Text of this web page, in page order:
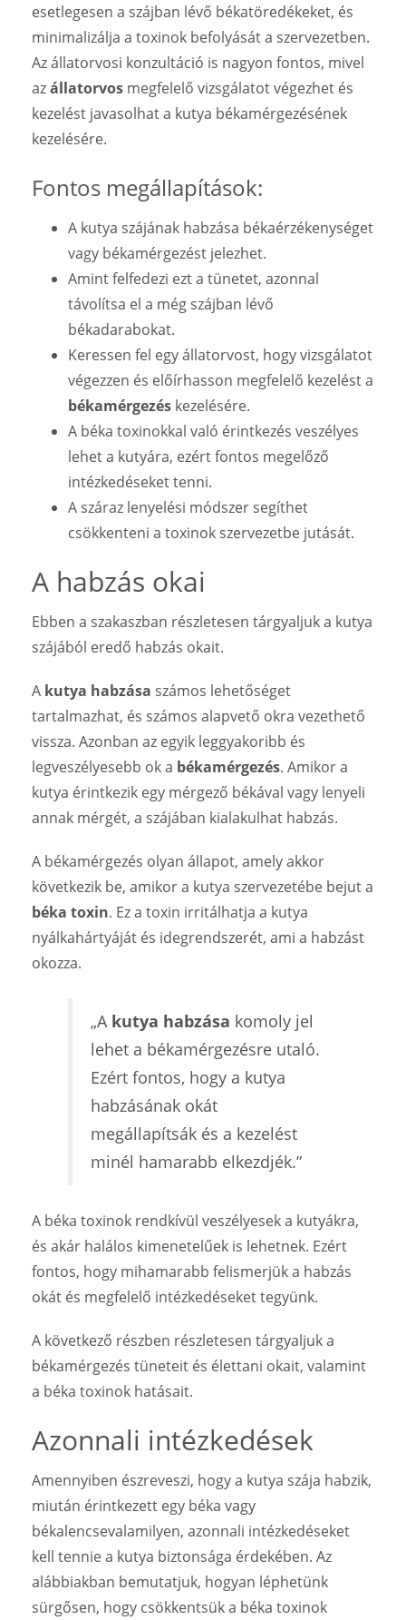
esetlegesen a szájban lévő békatöredékeket, és
minimalizálja a toxinok befolyását a szervezetben.
Az állatorvosi konzultáció is nagyon fontos, mivel
azállatorvos megfelelő vizsgálatot végezhet és
kezelést javasolhat a kutya békamérgezésének
kezelésére.
Fontos megállapítások:
A kutya szájának habzása békaérzékenységet
vagy békamérgezést jelezhet.
Amint felfedezi ezt a tünetet, azonnal
távolítsa el a még szájban lévő
békadarabokat.
Keressen fel egy állatorvost, hogy vizsgálatot
végezzen és előírhasson megfelelő kezelést a
békamérgezés kezelésére.
A béka toxinokkal való érintkezés veszélyes
lehet a kutyára, ezért fontos megelőző
intézkedéseket tenni.
A száraz lenyelési módszer segíthet
csökkenteni a toxinok szervezetbe jutását.
A habzás okai
Ebben a szakaszban részletesen tárgyaljuk a kutya
szájából eredő habzás okait.
A kutya habzása számos lehetőséget
tartalmazhat, és számos alapvető okra vezethető
vissza. Azonban az egyik leggyakoribb és
legveszélyesebb ok a békamérgezés. Amikor a
kutya érintkezik egy mérgező békával vagy lenyeli
annak mérgét, a szájában kialakulhat habzás.
A békamérgezés olyan állapot, amely akkor
következik be, amikor a kutya szervezetébe bejut a
béka toxin. Ez a toxin irritálhatja a kutya
nyálkahártyáját és idegrendszerét, ami a habzást
okozza.
„A kutya habzása komoly jel
lehet a békamérgezésre utaló.
Ezért fontos, hogy a kutya
habzásának okát
megállapítsák és a kezelést
minél hamarabb elkezdjék.”
A béka toxinok rendkívül veszélyesek a kutyákra,
és akár halálos kimenetelűek is lehetnek. Ezért
fontos, hogy mihamarabb felismerjük a habzás
okát és megfelelő intézkedéseket tegyünk.
A következő részben részletesen tárgyaljuk a
békamérgezés tüneteit és élettani okait, valamint
a béka toxinok hatásait.
Azonnali intézkedések
Amennyiben észreveszi, hogy a kutya szája habzik,
miután érintkezett egy béka vagy
békalencsevalamilyen, azonnali intézkedéseket
kell tennie a kutya biztonsága érdekében. Az
alábbiakban bemutatjuk, hogyan léphetünk
sürgősen, hogy csökkentsük a béka toxinok